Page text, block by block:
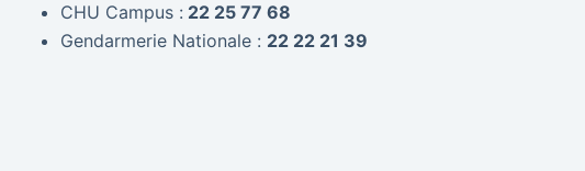
CHU Campus : 22 25 77 68
Gendarmerie Nationale : 22 22 21 39